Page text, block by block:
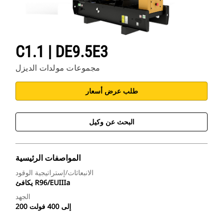
C1.1 | DE9.5E3
مجموعات مولدات الديزل
طلب عرض أسعار
البحث عن وكيل
المواصفات الرئيسية
الانبعاثات/إستراتيجية الوقود
يكافئ R96/EUIIIa
الجهد
200 إلى 400 فولت